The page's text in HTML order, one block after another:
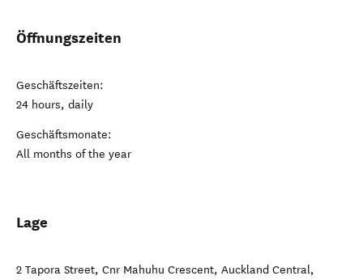
Öffnungszeiten
Geschäftszeiten:
24 hours, daily
Geschäftsmonate:
All months of the year
Lage
2 Tapora Street, Cnr Mahuhu Crescent, Auckland Central,